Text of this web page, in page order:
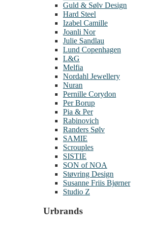
Guld & Sølv Design
Hard Steel
Izabel Camille
Joanli Nor
Julie Sandlau
Lund Copenhagen
L&G
Melfia
Nordahl Jewellery
Nuran
Pernille Corydon
Per Borup
Pia & Per
Rabinovich
Randers Sølv
SAMIE
Scrouples
SISTIE
SON of NOA
Støvring Design
Susanne Friis Bjørner
Studio Z
Urbrands